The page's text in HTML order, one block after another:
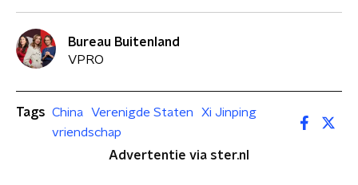
Bureau Buitenland
VPRO
Tags China Verenigde Staten
Xi Jinping
vriendschap
Advertentie via ster.nl